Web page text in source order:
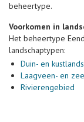
beheertype.
Voorkomen in
Het beheertype
landschaptypen:
Duin- en
Laagveen- en
Rivierengebied